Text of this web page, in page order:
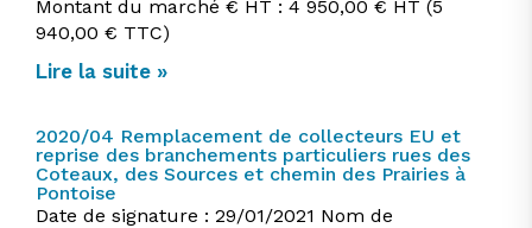
Montant du marché € HT : 4 950,00 € HT (5
940,00 € TTC)
Lire la suite »
2020/04 Remplacement de collecteurs EU et
reprise des branchements particuliers rues des
Coteaux, des Sources et chemin des Prairies à
Pontoise
Date de signature : 29/01/2021 Nom de